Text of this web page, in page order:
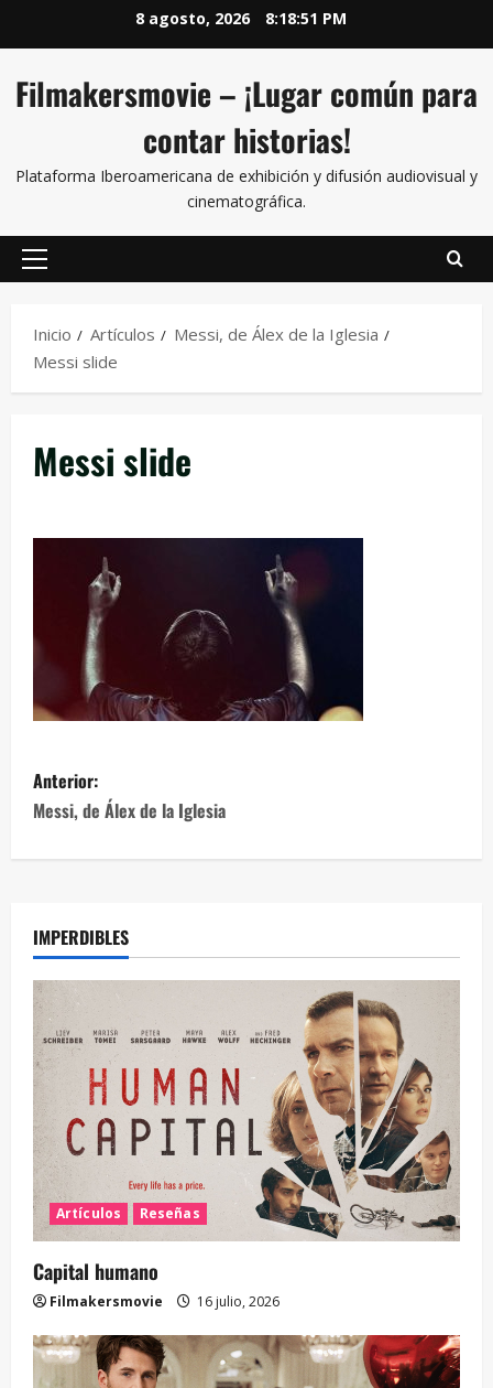
8 agosto, 2026 8:18:52 PM
Filmakersmovie – ¡Lugar común para
contar historias!
Plataforma Iberoamericana de exhibición y difusión audiovisual y
cinematográfica.
Inicio Artículos
Messi, de Álex de la Iglesia
Messi slide
Messi slide
Anterior:
Messi, de Álex de la Iglesia
IMPERDIBLES
Artículos Reseñas
Capital humano
Filmakersmovie 16 julio, 2026